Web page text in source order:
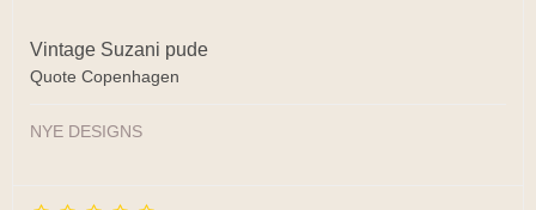
Vintage Suzani pude
Quote Copenhagen
NYE DESIGNS